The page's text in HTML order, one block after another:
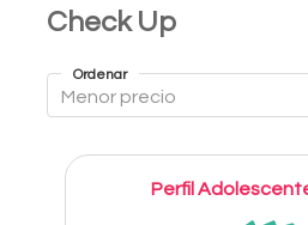
Check Up
Ordenar
Perfil